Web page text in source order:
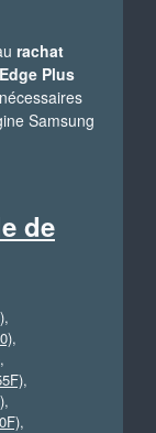
rachat
Plus
Samsung
de
,
,
,
,
,
,